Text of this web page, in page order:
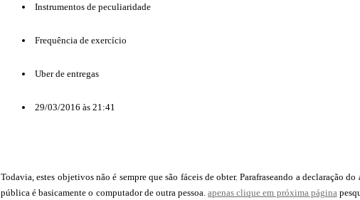
Instrumentos de peculiaridade
Frequência de exercício
Uber de entregas
29/03/2016 às 21:41
Todavia, estes objetivos não é sempre que são fáceis de obter. Parafraseando a declaração
pública é basicamente o computador de outra pessoa.apenas clique em próxima página